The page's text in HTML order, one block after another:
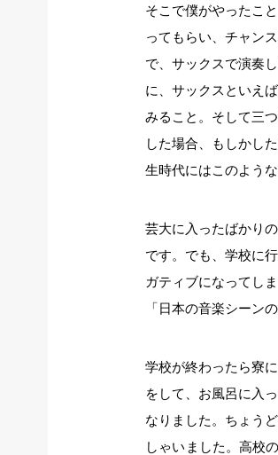
そこで僕がやったこ
ってもらい、チャン
で、サックスで演奏
に、サックスといえ
みること。そして三
した場合、もしかし
生時代にはこのよう
芸大に入ったばかり
です。でも、学校に
ガティブになってし
「日本の音楽シーン
学校が終わったら寮
をして、お風呂に入
なりました。ちょう
しゃいました。高校